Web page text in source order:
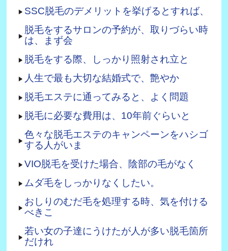
SSC脱毛のデメリットを挙げるとすれば、
脱毛をするサロンの予約が、取りづらい時
は、まず会
脱毛をする際、しっかり照射され立と
人生で最も大切な結婚式で、艶やか
脱毛エステに通ってみると、よく問題
脱毛に必要な費用は、10年前ぐらいと
色々な脱毛エステのキャンペーンをハシゴ
する人がいま
VIO脱毛を受けた場合、陰部の毛がなく
ムダ毛をしっかりなくしたい。
おしりのむだ毛を処理する時、気を付ける
べきこ
若い女の子達にうけたが人が多い脱毛箇所
だけれ